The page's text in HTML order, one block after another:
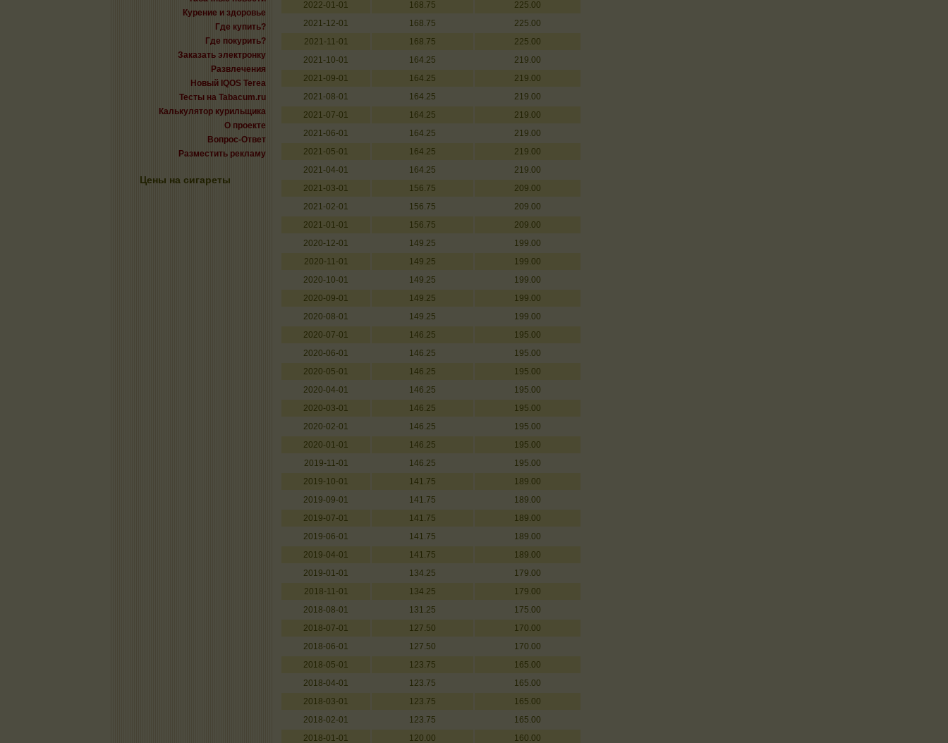
Курение и здоровье
Где купить?
Где покурить?
Заказать электронку
Развлечения
Новый IQOS Terea
Тесты на Tabacum.ru
Калькулятор курильщика
О проекте
Вопрос-Ответ
Разместить рекламу
Цены на сигареты
2022-01-01
168.75
225.00
2021-12-01
168.75
225.00
2021-11-01
168.75
225.00
2021-10-01
164.25
219.00
2021-09-01
164.25
219.00
2021-08-01
164.25
219.00
2021-07-01
164.25
219.00
2021-06-01
164.25
219.00
2021-05-01
164.25
219.00
2021-04-01
164.25
219.00
2021-03-01
156.75
209.00
2021-02-01
156.75
209.00
2021-01-01
156.75
209.00
2020-12-01
149.25
199.00
2020-11-01
149.25
199.00
2020-10-01
149.25
199.00
2020-09-01
149.25
199.00
2020-08-01
149.25
199.00
2020-07-01
146.25
195.00
2020-06-01
146.25
195.00
2020-05-01
146.25
195.00
2020-04-01
146.25
195.00
2020-03-01
146.25
195.00
2020-02-01
146.25
195.00
2020-01-01
146.25
195.00
2019-11-01
146.25
195.00
2019-10-01
141.75
189.00
2019-09-01
141.75
189.00
2019-07-01
141.75
189.00
2019-06-01
141.75
189.00
2019-04-01
141.75
189.00
2019-01-01
134.25
179.00
2018-11-01
134.25
179.00
2018-08-01
131.25
175.00
2018-07-01
127.50
170.00
2018-06-01
127.50
170.00
2018-05-01
123.75
165.00
2018-04-01
123.75
165.00
2018-03-01
123.75
165.00
2018-02-01
123.75
165.00
2018-01-01
120.00
160.00